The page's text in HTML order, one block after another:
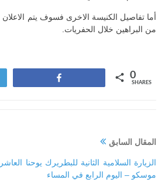
أما تفاصيل الكنيسة الاخرى فسوف يتم
من البراهين خلال الحفريات.
0
SHARES
المقال السابق
الزيارة السلامية الثانية للبطريرك يوحنا
موسكو – اليوم الرابع في المساء